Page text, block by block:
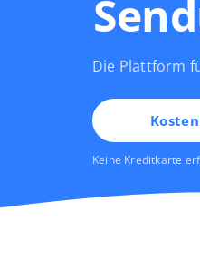
Die Plattform
Keine Kreditkarte